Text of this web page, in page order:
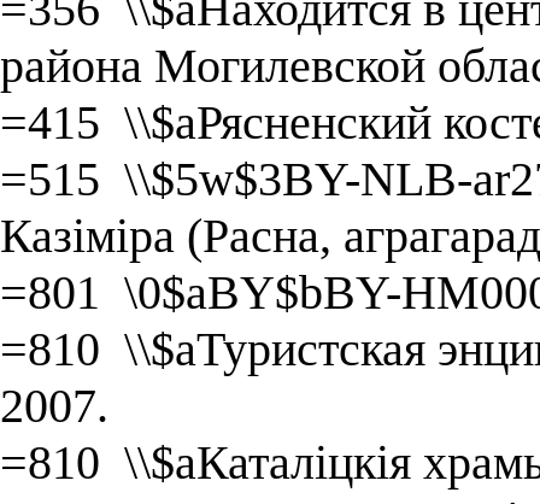
района Могилевской
=415 \\$aРясненский
=515 \\$5w$3BY-NLB-
Казіміра (Расна,
=801 \0$aBY$bBY-
=810 \\$aТуристская
2007.
=810 \\$aКаталіцкія